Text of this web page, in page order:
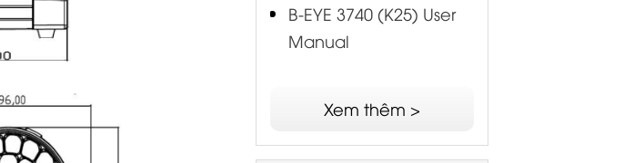
B-EYE 3740 (K25) User
Manual
Xem thêm >